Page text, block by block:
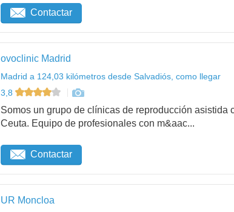
Contactar
ovoclinic Madrid
Madrid a 124,03 kilómetros desde Salvadiós, como llegar
3,8
Somos un grupo de clínicas de reproducción
Ceuta. Equipo de profesionales con m&aac...
Contactar
UR Moncloa